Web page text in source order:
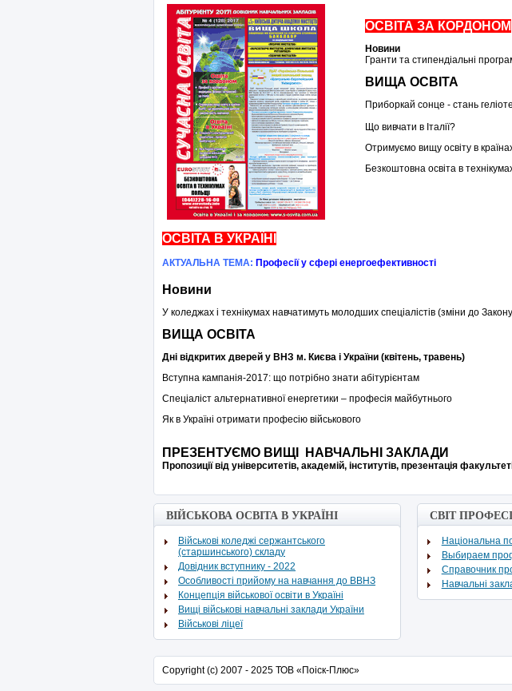
ОСВІТА ЗА КОРДОНОМ
Новини
Гранти та стипендіальні
ВИЩА ОСВІТА
Приборкай сонце - стань
Що вивчати в Італії?
Отримуємо вищу освіту в
Безкоштовна освіта в
ОСВІТА В УКРАЇНІ
АКТУАЛЬНА ТЕМА: Професії у сфері енергоефективності
Новини
У коледжах і технікумах навчатимуть молодших спеціалістів (зміни до
ВИЩА ОСВІТА
Дні відкритих дверей у ВНЗ м. Києва і України (квітень, травень)
Вступна кампанія-2017: що потрібно знати абітурієнтам
Спеціаліст альтернативної енергетики – професія майбутнього
Як в Україні отримати професію військового
ПРЕЗЕНТУЄМО ВИЩІ НАВЧАЛЬНІ ЗАКЛАДИ
Пропозиції від університетів, академій, інститутів, презентація
ВІЙСЬКОВА ОСВІТА В УКРАЇНІ
Військові коледжі сержантського
(старшинського) складу
Довідник вступнику - 2022
Особливості прийому на навчання до ВВНЗ
Концепція військової освіти в Україні
Вищі військові навчальні заклади України
Військові ліцеї
СВІТ
Національна
Выбираем
Cправочник
Навчальні
Copyright (c) 2007 - 2025 ТОВ «Поіск-Плюс»